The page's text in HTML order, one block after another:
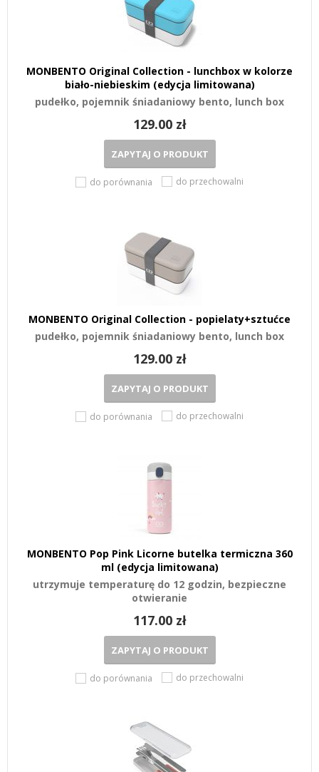
MONBENTO Original Collection - lunchbox w kolorze
biało-niebieskim (edycja limitowana)
pudełko, pojemnik śniadaniowy bento, lunch box
129.00 zł
ZAPYTAJ O PRODUKT
do porównania do przechowalni
MONBENTO Original Collection - popielaty+sztućce
pudełko, pojemnik śniadaniowy bento, lunch box
129.00 zł
ZAPYTAJ O PRODUKT
do porównania do przechowalni
MONBENTO Pop Pink Licorne butelka termiczna 360
ml (edycja limitowana)
utrzymuje temperaturę do 12 godzin, bezpieczne
otwieranie
117.00 zł
ZAPYTAJ O PRODUKT
do porównania do przechowalni